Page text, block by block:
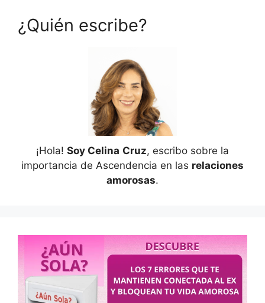
¿Quién escribe?
¡Hola! Soy Celina Cruz, escribo sobre la
importancia de Ascendencia en las relaciones
amorosas.